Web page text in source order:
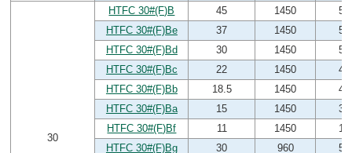
30
HTFC 30#(F)B 45 1450
HTFC 30#(F)Be
37 1450
HTFC 30#(F)Bd
30 1450
HTFC 30#(F)Bc
22 1450
HTFC 30#(F)Bb
18.5 1450
HTFC 30#(F)Ba
15 1450
HTFC 30#(F)Bf
11 1450
HTFC 30#(F)Bg
30 960